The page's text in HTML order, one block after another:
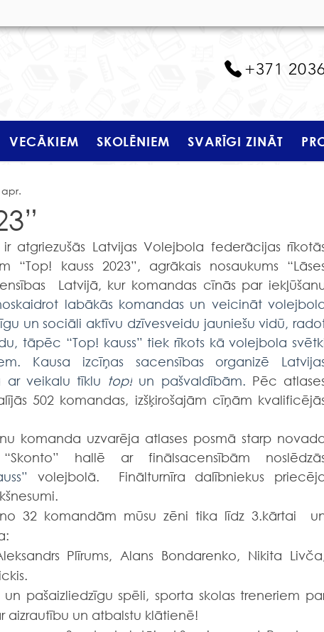
+371
VECĀKIEM SKOLĒNIEM SVARĪGI ZINĀT
apr.
“Top! kauss 2023”, agrākais nosaukums
Latvijā, kur komandas cīnās par
labākās komandas un veicināt
un sociāli aktīvu dzīvesveidu jauniešu vidū,
tāpēc “Top! kauss” tiek rīkots kā volejbola
Kausa izcīņas sacensības organizē
ar veikalu tīklu top! un pašvaldībām. Pēc
502 komandas, izšķirošajām cīņām
hallē ar finālsacensībām
volejbolā.  Finālturnīra dalībniekus
Plīrums, Alans Bondarenko, Nikita
un
pašaizliedzīgu spēli, sporta skolas treneriem
un atbalstu klātienē!